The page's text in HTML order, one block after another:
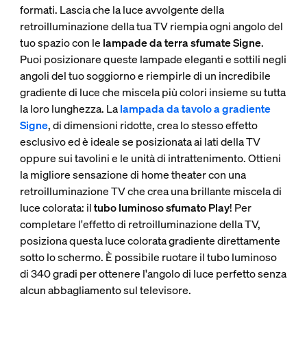
formati. Lascia che la luce avvolgente della
retroilluminazione della tua TV riempia ogni angolo del
tuo spazio con le lampade da terra sfumate Signe.
Puoi posizionare queste lampade eleganti e sottili negli
angoli del tuo soggiorno e riempirle di un incredibile
gradiente di luce che miscela più colori insieme su tutta
la loro lunghezza. Lalampada da tavolo a gradiente
Signe, di dimensioni ridotte, crea lo stesso effetto
esclusivo ed è ideale se posizionata ai lati della TV
oppure sui tavolini e le unità di intrattenimento. Ottieni
la migliore sensazione di home theater con una
retroilluminazione TV che crea una brillante miscela di
luce colorata: iltubo luminoso sfumato Play! Per
completare l'effetto di retroilluminazione della TV,
posiziona questa luce colorata gradiente direttamente
sotto lo schermo. È possibile ruotare il tubo luminoso
di 340 gradi per ottenere l'angolo di luce perfetto senza
alcun abbagliamento sul televisore.